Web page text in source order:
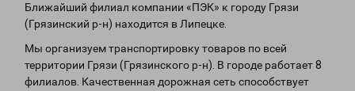
Ближайший филиал компании «ПЭК» к городу Грязи
(Грязинский р-н) находится в Липецке.
Мы организуем транспортировку товаров по всей
территории Грязи (Грязинского р-н). В городе работает 8
филиалов. Качественная дорожная сеть способствует